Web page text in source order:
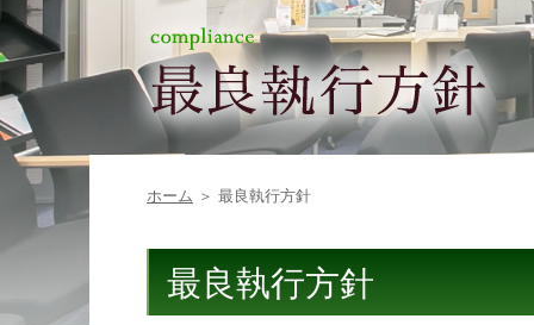
ホーム ＞ 最良執行方針
最良執行方針